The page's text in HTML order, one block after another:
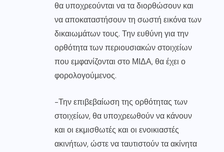
θα υποχρεούνται να τα διορθώσουν και
να αποκαταστήσουν τη σωστή εικόνα των
δικαιωμάτων τους. Την ευθύνη για την
ορθότητα των περιουσιακών στοιχείων
που εμφανίζονται στο ΜΙΔΑ, θα έχει ο
φορολογούμενος.
-Την επιβεβαίωση της ορθότητας των
στοιχείων, θα υποχρεωθούν να κάνουν
και οι εκμισθωτές και οι ενοικιαστές
ακινήτων, ώστε να ταυτιστούν τα ακίνητα